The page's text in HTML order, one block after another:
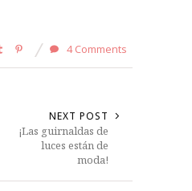
4 Comments
NEXT POST
¡Las guirnaldas de
luces están de
moda!